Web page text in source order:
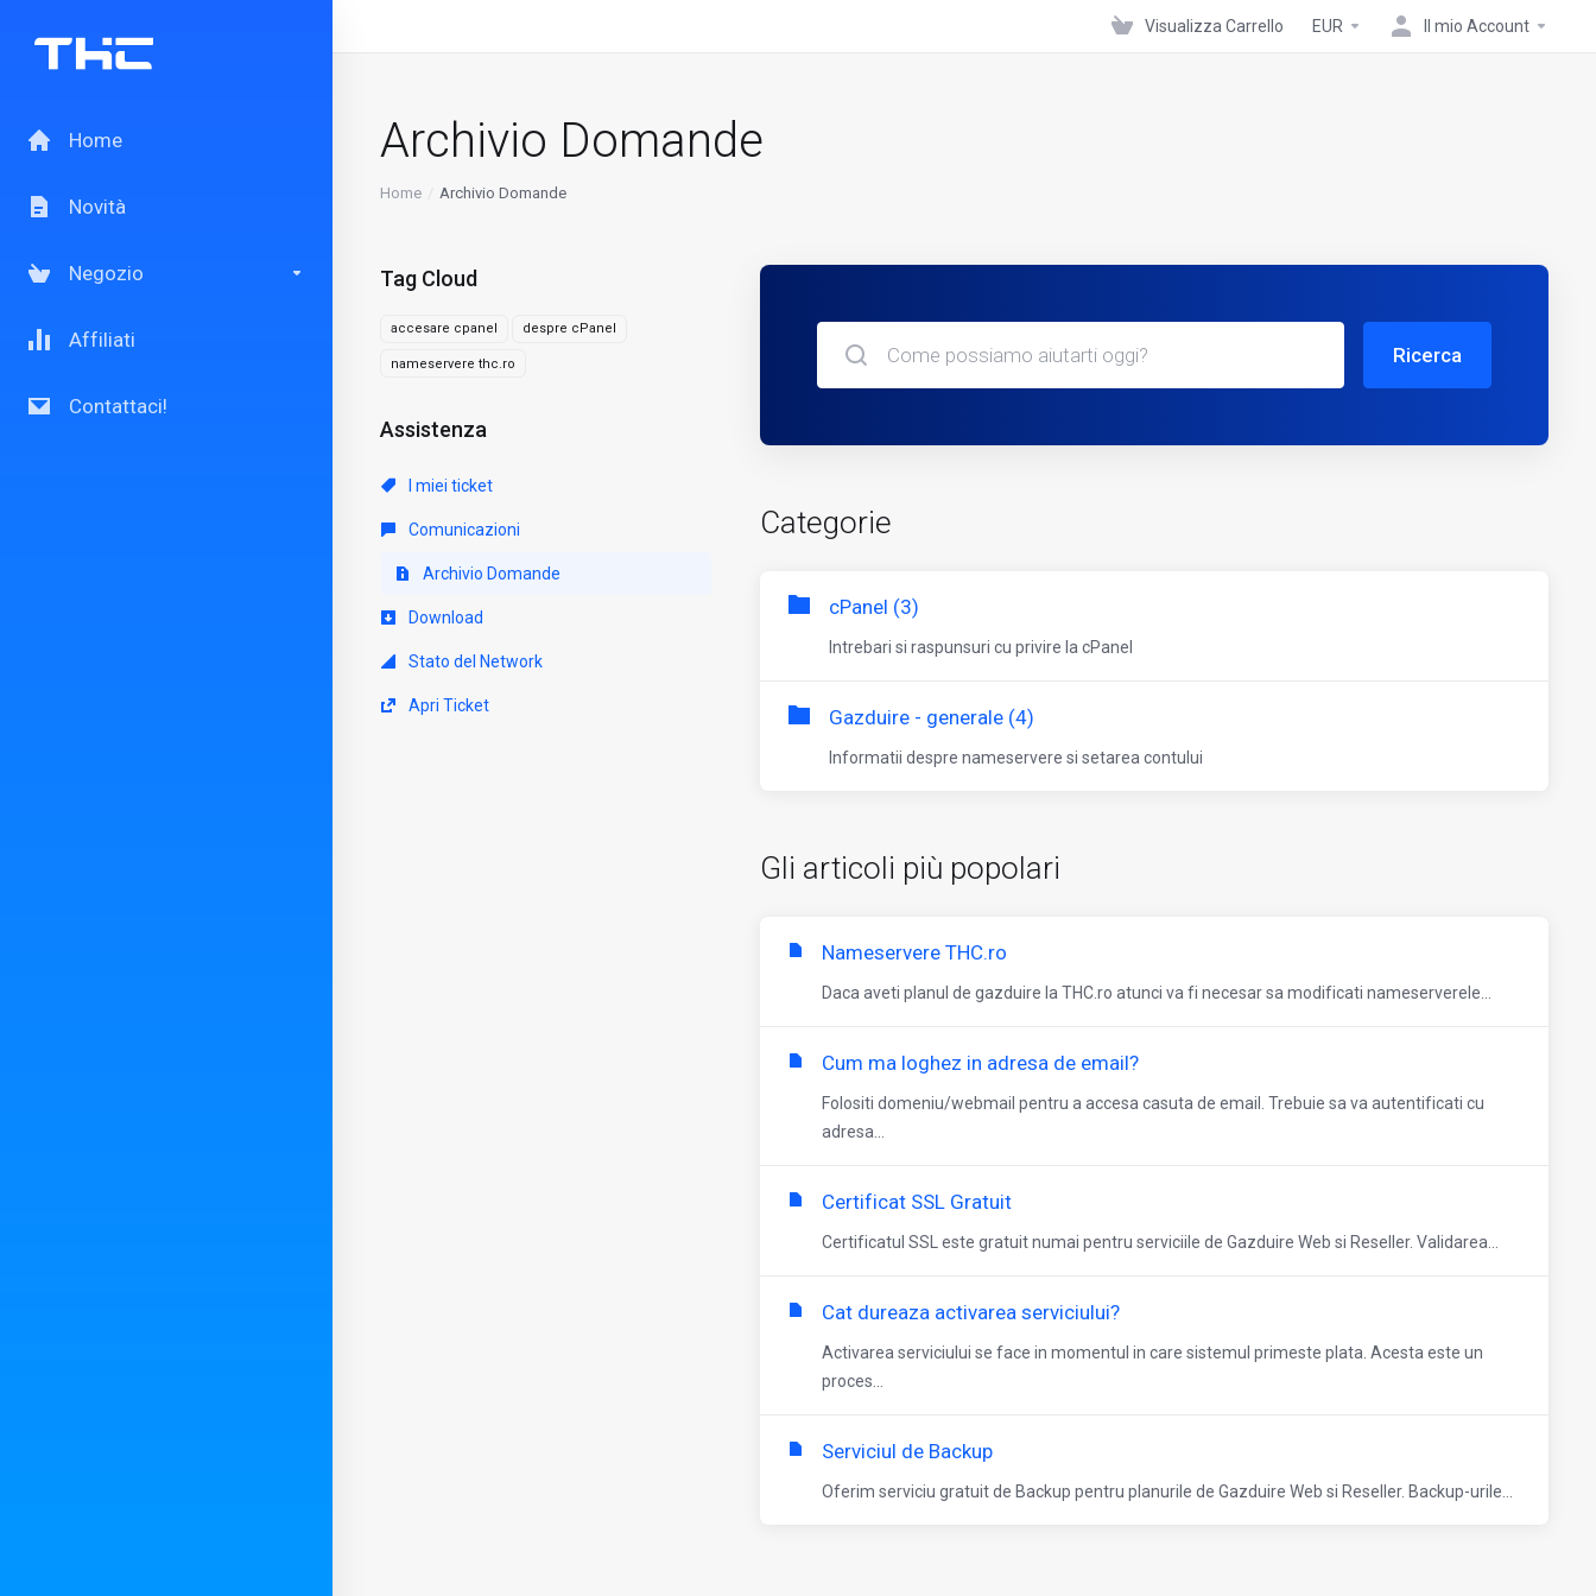
Home
Novità
Negozio
Affiliati
Contattaci!
Visualizza Carrello EUR Il mio Account
Archivio Domande
Home Archivio Domande
Tag Cloud
accesare cpanel despre cPanel
nameservere thc.ro
Assistenza
I miei ticket
Comunicazioni
Archivio Domande
Download
Stato del Network
Apri Ticket
Ricerca
Categorie
cPanel (3)
Intrebari si raspunsuri cu privire la cPanel
Gazduire - generale (4)
Informatii despre nameservere si setarea contului
Gli articoli più popolari
Nameservere THC.ro
Daca aveti planul de gazduire la THC.ro atunci va fi necesar sa modificati nameserverele...
Cum ma loghez in adresa de email?
Folositi domeniu/webmail pentru a accesa casuta de email. Trebuie sa va autentificati cu
adresa...
Certificat SSL Gratuit
Certificatul SSL este gratuit numai pentru serviciile de Gazduire Web si Reseller. Validarea...
Cat dureaza activarea serviciului?
Activarea serviciului se face in momentul in care sistemul primeste plata. Acesta este un
proces...
Serviciul de Backup
Oferim serviciu gratuit de Backup pentru planurile de Gazduire Web si Reseller. Backup-urile...